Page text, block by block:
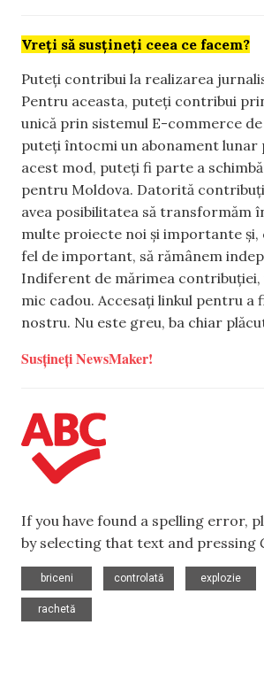
Vreți să susțineți ceea ce facem?
Puteți contribui la realizarea
Pentru aceasta, puteți contribui
unică prin sistemul E-commerce de
puteți întocmi un abonament lunar
acest mod, puteți fi parte a
pentru Moldova. Datorită
avea posibilitatea să transformăm
multe proiecte noi și importante și,
fel de important, să rămânem
Indiferent de mărimea contribuției,
mic cadou. Accesați linkul pentru a
nostru. Nu este greu, ba chiar
Susțineți NewsMaker!
If you have found a spelling error,
by selecting that text and pressing
briceni
controlată
explozie
rachetă